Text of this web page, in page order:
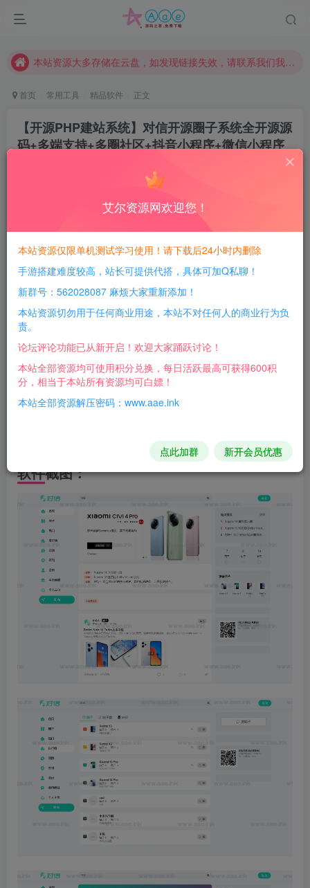
本网站的文章部分内容可能来源于网络，仅供大家学习与参考，如有侵权，请联系站长QQ466107887进行删除处理。
本站资源大多存储在云盘，如发现链接失效，请联系我们我们会第一时间更新。
请勿相信任何评论区广告！以免上当受骗！
本网站的文章部分内容可能来源于网络，仅供大家学习与参考，如有侵权，请联系站长QQ466107887进行删除处理。
首页 常用工具 精品软件 正文
【开源PHP建站系统】对信开源圈子系统全开源源
码+多端支持+多圈社区+抖音小程序+微信小程序
每日活跃最高可获得600积分！所有资源可以使用
积分免费兑换！
软件介绍：
统。专业为产品打造多圈社区，可搭建社区，问答，商城，
有pc端，h5，微信小程序，百度小程序。基于商业开源，
100%开源，可以商用。
软件截图：
艾尔资源网欢迎您！
本站资源仅限单机测试学习使用！请下载后24小时内删除
手游搭建难度较高，站长可提供代搭，具体可加Q私聊！
新群号：562028087 麻烦大家重新添加！
本站资源切勿用于任何商业用途，本站不对任何人的商业行为负
责。
论坛评论功能已从新开启！欢迎大家踊跃讨论！
本站全部资源均可使用积分兑换，每日活跃最高可获得600积
分，相当于本站所有资源均可白嫖！
本站全部资源解压密码：www.aae.ink
点此加群 新开会员优惠